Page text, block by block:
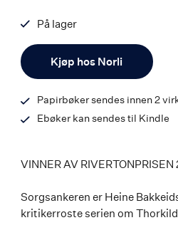
Kjøp hos Norli
På lager
9788203452628
Papirbøker sendes innen 2
Ebøker kan sendes til Kindle
VINNER AV RIVERTONPRISEN
Sorgsankeren er Heine
kritikerroste serien om